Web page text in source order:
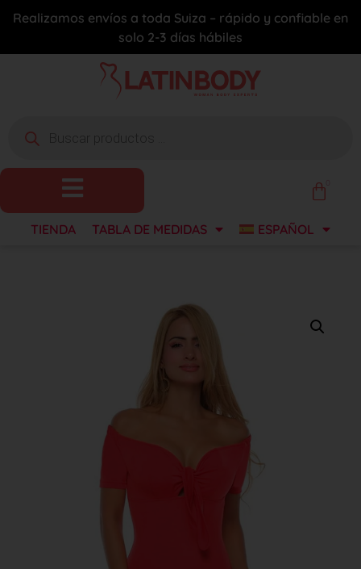
Realizamos envíos a toda Suiza – rápido y confiable en
solo 2-3 días hábiles
TIENDA TABLA DE MEDIDAS ESPAÑOL